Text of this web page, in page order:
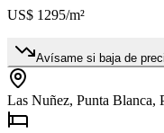
US$ 1295/m²
Avísame si baja de
Las Nuñez, Punta Blanca,